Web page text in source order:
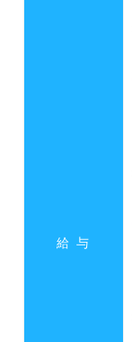
給 与